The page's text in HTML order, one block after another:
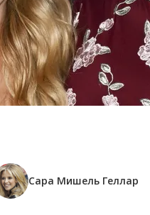
Сара Мишель Геллар